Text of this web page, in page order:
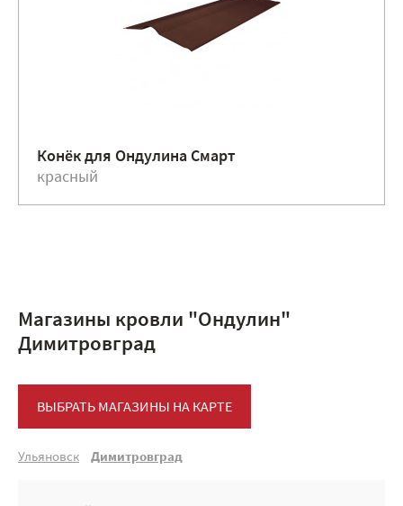
Конёк для Ондулина Смарт
красный
Магазины кровли "Ондулин"
Димитровград
ВЫБРАТЬ МАГАЗИНЫ НА КАРТЕ
Ульяновск Димитровград